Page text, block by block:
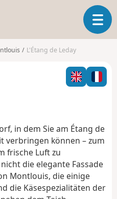
T
o
l
n
g
a
i
n
L'Étang de Leday
in dem Sie am Étang de
verbringen können – zum
frische Luft zu
die elegante Fassade
Montlouis, die einige
die Käsespezialitäten der